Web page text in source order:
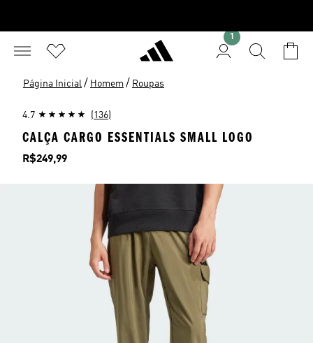
Página Inicial / Homem / Roupas
4.7 (136)
CALÇA CARGO ESSENTIALS SMALL LOGO
Preço
R$249,99